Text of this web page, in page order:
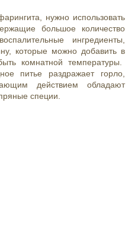
нужно использовать
большое количество
ингредиенты,
которые можно добавить в
комнатной температуры.
питье раздражает горло,
действием обладают
специи.